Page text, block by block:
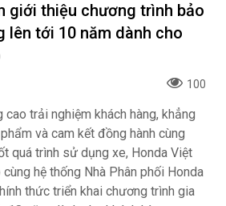
giới thiệu chương trình bảo
lên tới 10 năm dành cho
100
cao trải nghiệm khách hàng, khẳng
và cam kết đồng hành cùng
quá trình sử dụng xe, Honda Việt
hệ thống Nhà Phân phối Honda
thức triển khai chương trình gia